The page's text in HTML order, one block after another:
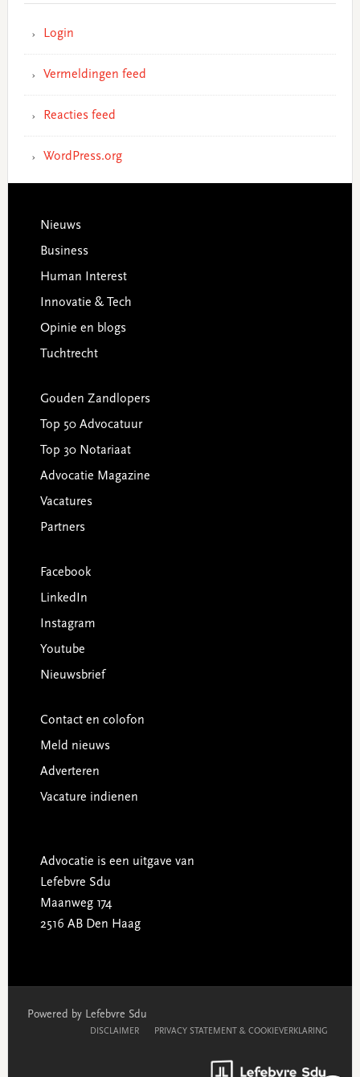
Login
Vermeldingen feed
Reacties feed
WordPress.org
Footer
Nieuws
Business
Human Interest
Innovatie & Tech
Opinie en blogs
Tuchtrecht
Gouden Zandlopers
Top 50 Advocatuur
Top 30 Notariaat
Advocatie Magazine
Vacatures
Partners
Facebook
LinkedIn
Instagram
Youtube
Nieuwsbrief
Contact en colofon
Meld nieuws
Adverteren
Vacature indienen
Advocatie is een uitgave van
Lefebvre Sdu
Maanweg 174
2516 AB Den Haag
Powered by Lefebvre Sdu
DISCLAIMER PRIVACY STATEMENT & COOKIEVERKLARING